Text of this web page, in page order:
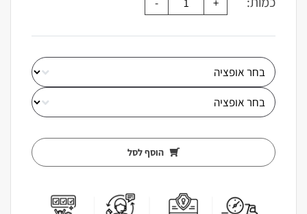
הוסף לסל